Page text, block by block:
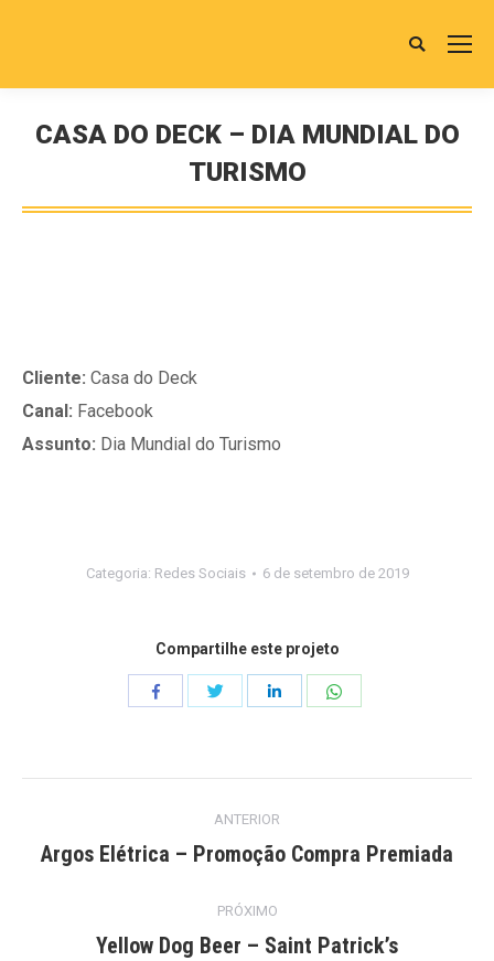
Buscar
CASA DO DECK – DIA MUNDIAL DO
TURISMO
Você está aqui:
Cliente: Casa do Deck
Canal: Facebook
Assunto: Dia Mundial do Turismo
Categoria: Redes Sociais 6 de setembro de 2019
Compartilhe este projeto
CompartilharCompartilharCompartilharCompartilhar
navigation
ANTERIOR
Previous
Argos Elétrica – Promoção Compra Premiada
PRÓXIMO
Next
Yellow Dog Beer – Saint Patrick’s